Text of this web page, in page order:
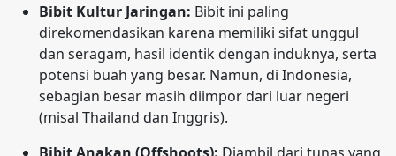
Bibit Kultur Jaringan: Bibit ini paling
direkomendasikan karena memiliki sifat unggul
dan seragam, hasil identik dengan induknya, serta
potensi buah yang besar. Namun, di Indonesia,
sebagian besar masih diimpor dari luar negeri
(misal Thailand dan Inggris).